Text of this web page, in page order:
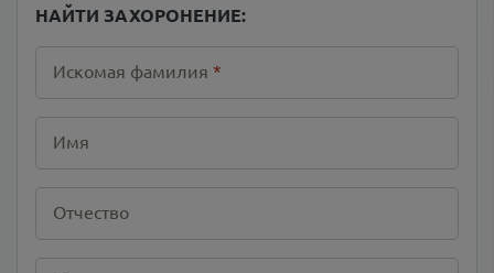
НАЙТИ ЗАХОРОНЕНИЕ:
Искомая фамилия *
Имя
Отчество